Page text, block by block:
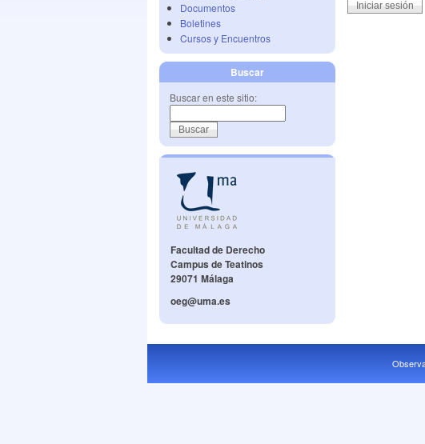
Documentos
Boletines
Cursos y Encuentros
Buscar
Buscar en este sitio:
Facultad de Derecho
Campus de Teatinos
29071 Málaga
oeg@uma.es